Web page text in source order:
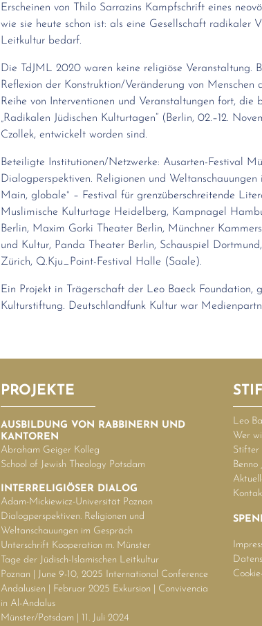
Erscheinen von Thilo Sarrazins Kampfschrift eines
wie sie heute schon ist: als eine Gesellschaft radikaler
Leitkultur bedarf.
Die TdJML 2020 waren keine religiöse Veranstaltung.
Reflexion der Konstruktion/Veränderung von
Reihe von Interventionen und Veranstaltungen fort, die
„Radikalen Jüdischen Kulturtagen“ (Berlin, 02.–12.
Czollek, entwickelt worden sind.
Beteiligte Institutionen/Netzwerke: Ausarten-Festival
Dialogperspektiven. Religionen und
Main, globale° – Festival für grenzüberschreitende
Muslimische Kulturtage Heidelberg, Kampnagel
Berlin, Maxim Gorki Theater Berlin, Münchner
und Kultur, Panda Theater Berlin, Schauspiel
Zürich, Q.Kju_Point-Festival Halle (Saale).
Ein Projekt in Trägerschaft der Leo Baeck
Kulturstiftung. Deutschlandfunk Kultur war
PROJEKTE
AUSBILDUNG VON RABBINERN UND
KANTOREN
Abraham Geiger Kolleg
School of Jewish Theology Potsdam
INTERRELIGIÖSER DIALOG
Adam-Mickiewicz-Universität Poznan
Dialogperspektiven. Religionen und
Weltanschauungen im Gespräch
Unterschrift Kooperation m. Münster
Tage der Jüdisch-Islamischen Leitkultur
Poznan | June 9-10, 2025 International Conference
Andalusien | Februar 2025 Exkursion | Convivencia
in Al-Andalus
Münster/Potsdam | 11. Juli 2024
Leo
Wer
Stifter
Benno